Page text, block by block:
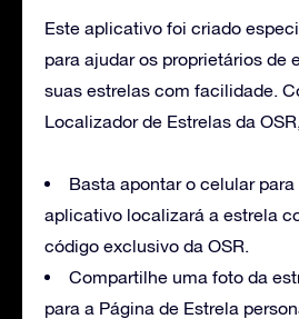
Este aplicativo foi criado
para ajudar os proprietários de
suas estrelas com facilidade.
Localizador de Estrelas da
Basta apontar o celular para
aplicativo localizará a estrela
código exclusivo da OSR.
Compartilhe uma foto da
para a Página de Estrela